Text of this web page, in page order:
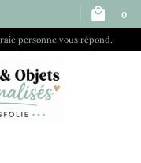
personne vous répond.
0